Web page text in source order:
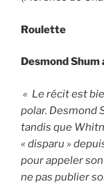
Roulette
Desmond Shum
« Le récit est
polar. Desmond
tandis que
« disparu »
pour appeler
ne pas publier